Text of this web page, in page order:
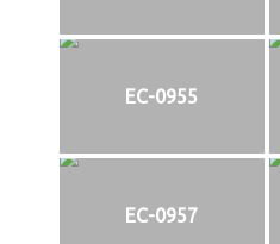
EC-0955
EC-0957